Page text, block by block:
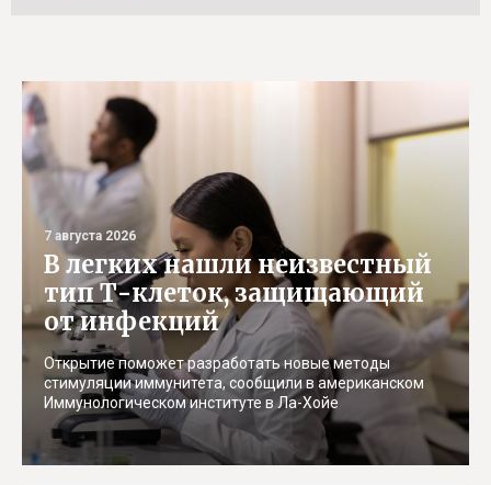
7 августа 2026
В легких нашли неизвестный
тип Т-клеток, защищающий
от инфекций
Открытие поможет разработать новые методы
стимуляции иммунитета, сообщили в американском
Иммунологическом институте в Ла-Хойе